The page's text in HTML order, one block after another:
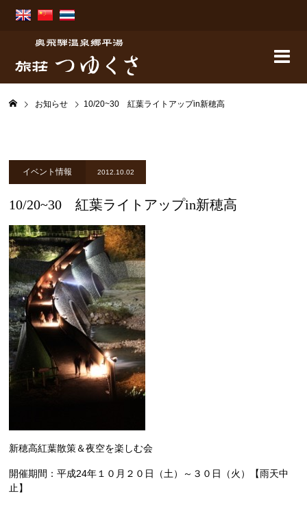
お知らせ 10/20~30 紅葉ライトアップin新穂高
イベント情報 2012.10.02
10/20~30 紅葉ライトアップin新穂高
新穂高紅葉散策＆夜空を楽しむ会
開催期間：平成24年１０月２０日（土）～３０日（火）【雨天中
止】